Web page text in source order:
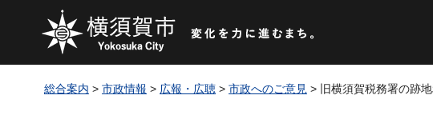
総合案内 > 市政情報 > 広報・広聴 > 市政へのご意見 > 旧横須賀税務署の跡